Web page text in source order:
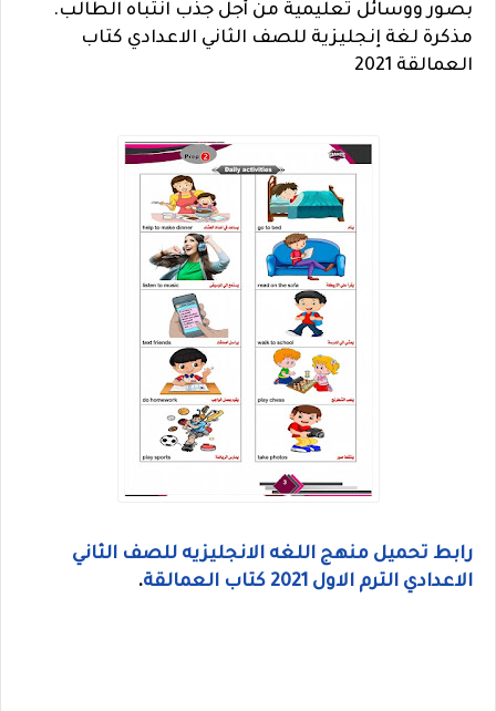
بصور ووسائل تعليمية من أجل جذب انتباه الطالب.
مذكرة لغة إنجليزية للصف الثاني الاعدادي كتاب
العمالقة 2021
رابط تحميل منهج اللغه الانجليزيه للصف الثاني
الاعدادي الترم الاول 2021 كتاب العمالقة
.